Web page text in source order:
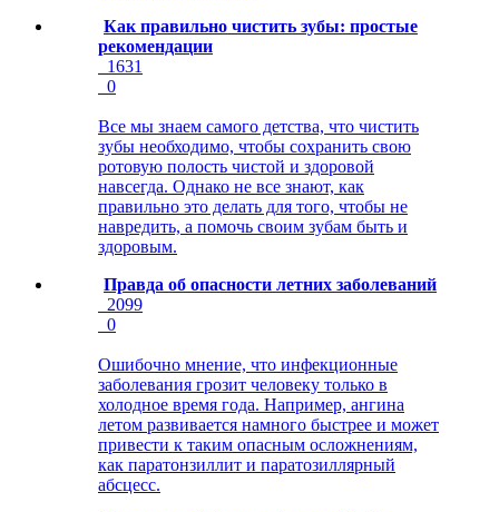
Как правильно чистить зубы: простые
рекомендации
1631
0
Все мы знаем самого детства, что чистить
зубы необходимо, чтобы сохранить свою
ротовую полость чистой и здоровой
навсегда. Однако не все знают, как
правильно это делать для того, чтобы не
навредить, а помочь своим зубам быть и
здоровым.
Правда об опасности летних заболеваний
2099
0
Ошибочно мнение, что инфекционные
заболевания грозит человеку только в
холодное время года. Например, ангина
летом развивается намного быстрее и может
привести к таким опасным осложнениям,
как паратонзиллит и паратозиллярный
абсцесс.